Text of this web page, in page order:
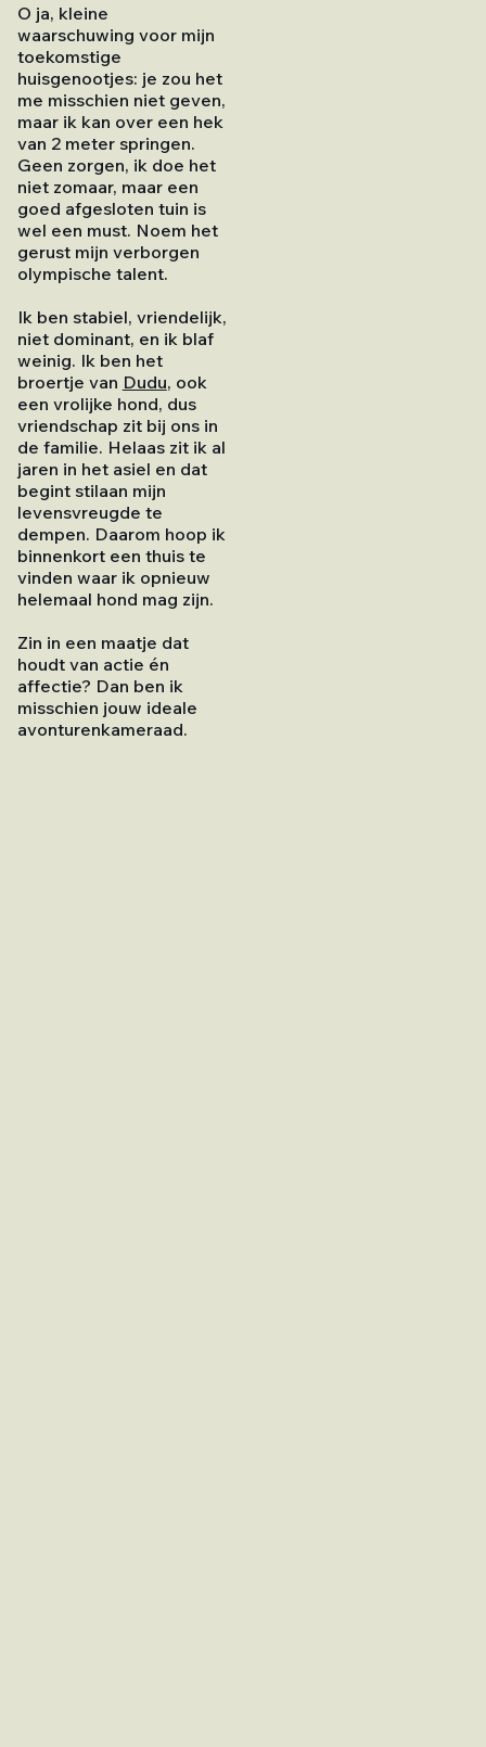
O ja, kleine
waarschuwing voor mijn
toekomstige
huisgenootjes: je zou het
me misschien niet geven,
maar ik kan over een hek
van 2 meter springen.
Geen zorgen, ik doe het
niet zomaar, maar een
goed afgesloten tuin is
wel een must. Noem het
gerust mijn verborgen
olympische talent.
Ik ben stabiel, vriendelijk,
niet dominant, en ik blaf
weinig. Ik ben het
broertje van Dudu, ook
een vrolijke hond, dus
vriendschap zit bij ons in
de familie. Helaas zit ik al
jaren in het asiel en dat
begint stilaan mijn
levensvreugde te
dempen. Daarom hoop ik
binnenkort een thuis te
vinden waar ik opnieuw
helemaal hond mag zijn.
Zin in een maatje dat
houdt van actie én
affectie? Dan ben ik
misschien jouw ideale
avonturenkameraad.